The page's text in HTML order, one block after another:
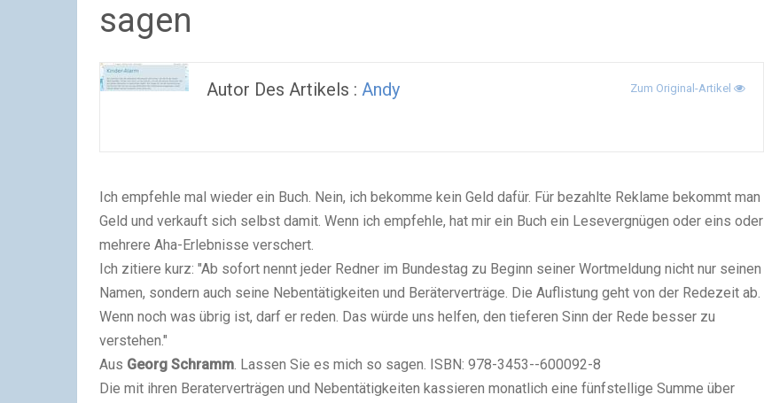
sagen
Autor Des Artikels : Andy Zum Original-Artikel
Ich empfehle mal wieder ein Buch. Nein, ich bekomme kein Geld dafür. Für bezahlte Reklame bekommt man
Geld und verkauft sich selbst damit. Wenn ich empfehle, hat mir ein Buch ein Lesevergnügen oder eins oder
mehrere Aha-Erlebnisse verschert.
Ich zitiere kurz: "Ab sofort nennt jeder Redner im Bundestag zu Beginn seiner Wortmeldung nicht nur seinen
Namen, sondern auch seine Nebentätigkeiten und Beräterverträge. Die Auflistung geht von der Redezeit ab.
Wenn noch was übrig ist, darf er reden. Das würde uns helfen, den tieferen Sinn der Rede besser zu
verstehen."
Aus Georg Schramm. Lassen Sie es mich so sagen. ISBN: 978-3453--600092-8
Die mit ihren Beraterverträgen und Nebentätigkeiten kassieren monatlich eine fünfstellige Summe über